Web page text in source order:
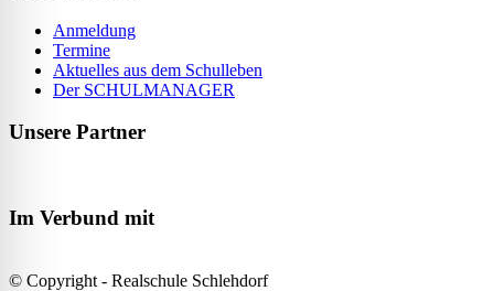
Anmeldung
Termine
Aktuelles aus dem Schulleben
Der SCHULMANAGER
Unsere Partner
Im Verbund mit
© Copyright - Realschule Schlehdorf